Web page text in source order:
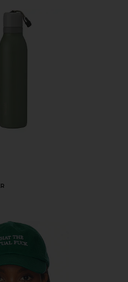
ДЛЯ ВОДЫ WATER BOTTLE
WHAT THE ACTUAL FUCK